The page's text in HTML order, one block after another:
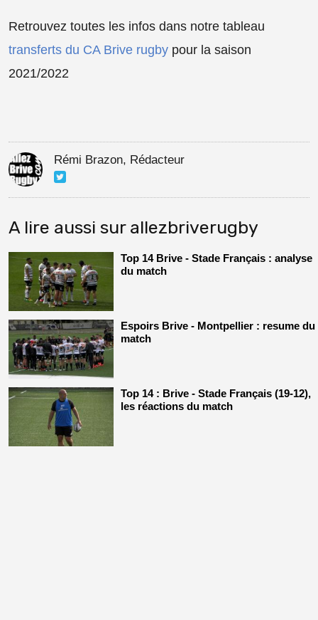
Retrouvez toutes les infos dans notre tableau
transferts du CA Brive rugby pour la saison
2021/2022
Rémi Brazon, Rédacteur
A lire aussi sur allezbriverugby
Top 14 Brive - Stade Français : analyse
du match
Espoirs Brive - Montpellier : resume du
match
Top 14 : Brive - Stade Français (19-12),
les réactions du match